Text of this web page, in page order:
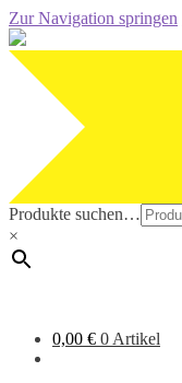
Zur Navigation springen
Produkte suchen…
×
0,00 € 0 Artikel